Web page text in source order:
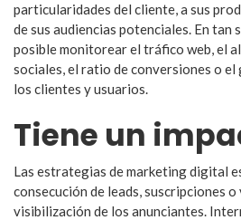
particularidades del cliente, a sus
de sus audiencias potenciales. En tan
posible monitorear el tráfico web, el
sociales, el ratio de conversiones o el
los clientes y usuarios.
Tiene un
Las estrategias de marketing digital
consecución de leads, suscripciones
visibilización de los anunciantes.